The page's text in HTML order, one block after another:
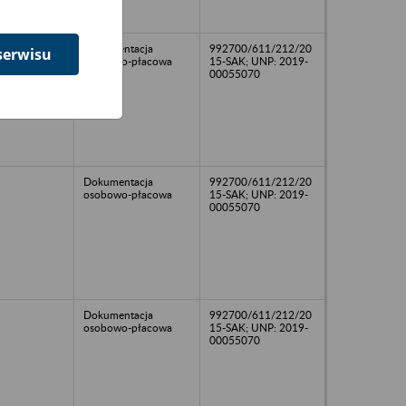
Dokumentacja
osobowo-płacowa
992700/611/212/20
15-SAK; UNP: 2019-
00055070
Dokumentacja
osobowo-płacowa
992700/611/212/20
15-SAK; UNP: 2019-
00055070
Dokumentacja
osobowo-płacowa
992700/611/212/20
15-SAK; UNP: 2019-
00055070